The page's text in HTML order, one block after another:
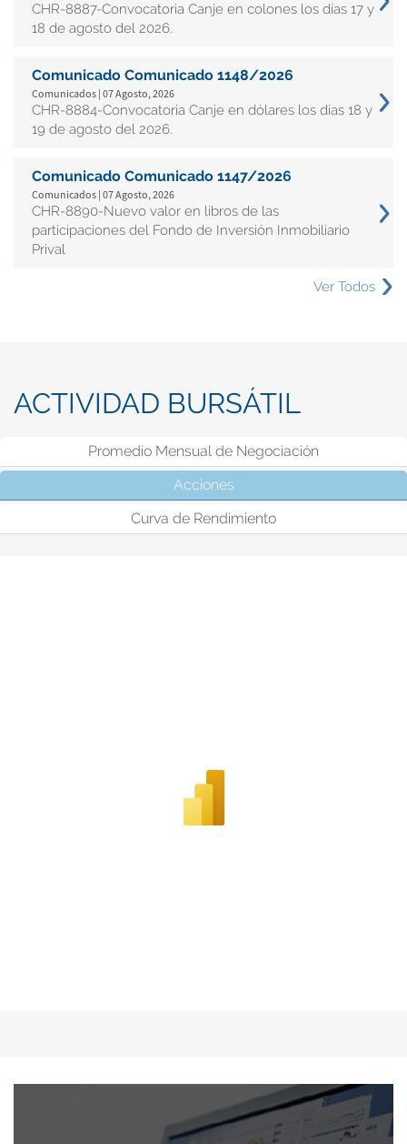
CHR-8887-Convocatoria Canje en colones los días 17 y
18 de agosto del 2026.
Comunicado Comunicado 1148/2026
Comunicados | 07 Agosto, 2026
CHR-8884-Convocatoria Canje en dólares los días 18 y
19 de agosto del 2026.
Comunicado Comunicado 1147/2026
Comunicados | 07 Agosto, 2026
CHR-8890-Nuevo valor en libros de las
participaciones del Fondo de Inversión Inmobiliario
Prival
Ver Todos
ACTIVIDAD BURSÁTIL
Promedio Mensual de Negociación
Acciones
Curva de Rendimiento